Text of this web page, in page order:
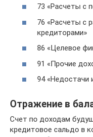
73 «Расчеты с
76 «Расчеты с
кредиторами»
86 «Целевое
91 «Прочие
94 «Недостачи
Отражение в
Счет по доходам
кредитовое сальдо в